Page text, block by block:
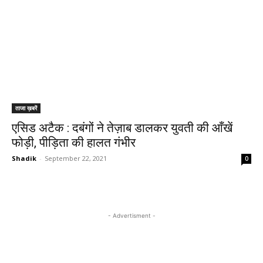
ताजा ख़बरें
एसिड अटैक : दबंगों ने तेज़ाब डालकर युवती की आँखें
फोड़ी, पीड़िता की हालत गंभीर
Shadik - September 22, 2021 0
- Advertisment -